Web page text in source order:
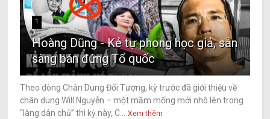
1
Hoàng Dũng - Kẻ tự phong học giả, sẵn
sàng bán đứng Tổ quốc
Theo dòng Chân Dung Đối Tượng, kỳ trước đã giới thiệu về
chân dung Will Nguyễn – một mầm mống mới nhô lên trong
“làng dân chủ” thì kỳ này, C...
Xem thêm